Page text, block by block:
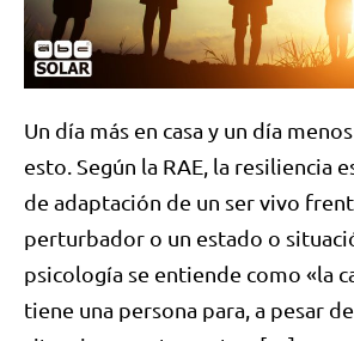
Un día más en casa y un día
esto. Según la RAE, la resiliencia
de adaptación de un ser vivo
perturbador o un estado o
psicología se entiende como «la
tiene una persona para, a pesar